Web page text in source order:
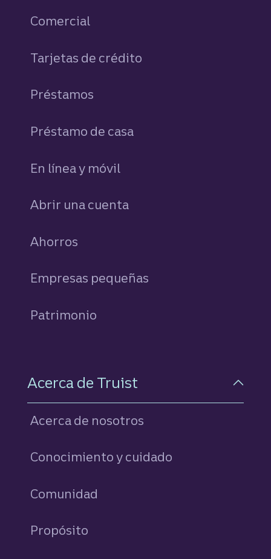
Comercial
Tarjetas de crédito
Préstamos
Préstamo de casa
En línea y móvil
Abrir una cuenta
Ahorros
Empresas pequeñas
Patrimonio
Acerca de Truist
Acerca de nosotros
Conocimiento y cuidado
Comunidad
Propósito